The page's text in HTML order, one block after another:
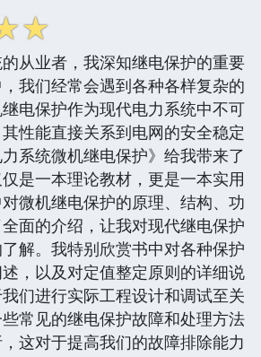
☆
从业者，我深知继电保护的重要
我们经常会遇到各种各样复杂的
电保护作为现代电力系统中不可
性能直接关系到电网的安全稳定
系统微机继电保护》给我带来了
是一本理论教材，更是一本实用
微机继电保护的原理、结构、功
面的介绍，让我对现代继电保护
解。我特别欣赏书中对各种保护
，以及对定值整定原则的详细说
们进行实际工程设计和调试至关
常见的继电保护故障和处理方法
这对于提高我们的故障排除能力